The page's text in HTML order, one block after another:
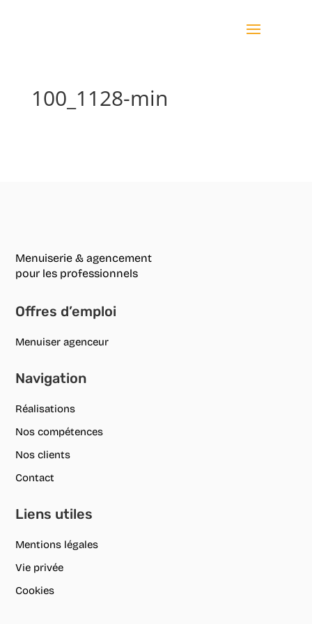
100_1128-min
Menuiserie & agencement
pour les professionnels
Offres d’emploi
Menuiser agenceur
Navigation
Réalisations
Nos compétences
Nos clients
Contact
Liens utiles
Mentions légales
Vie privée
Cookies